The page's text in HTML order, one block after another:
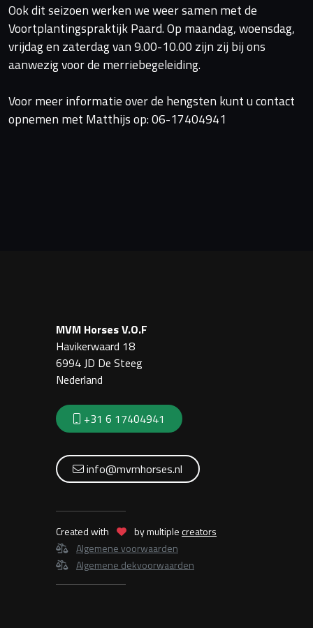
Ook dit seizoen werken we weer samen met de
Voortplantingspraktijk Paard. Op maandag, woensdag,
vrijdag en zaterdag van 9.00-10.00 zijn zij bij ons
aanwezig voor de merriebegeleiding.
Voor meer informatie over de hengsten kunt u contact
opnemen met Matthijs op: 06-17404941
MVM Horses V.O.F
Havikerwaard 18
6994 JD De Steeg
Nederland
+31 6 17404941
info@mvmhorses.nl
Created with by multiplecreators
Algemene voorwaarden
Algemene dekvoorwaarden